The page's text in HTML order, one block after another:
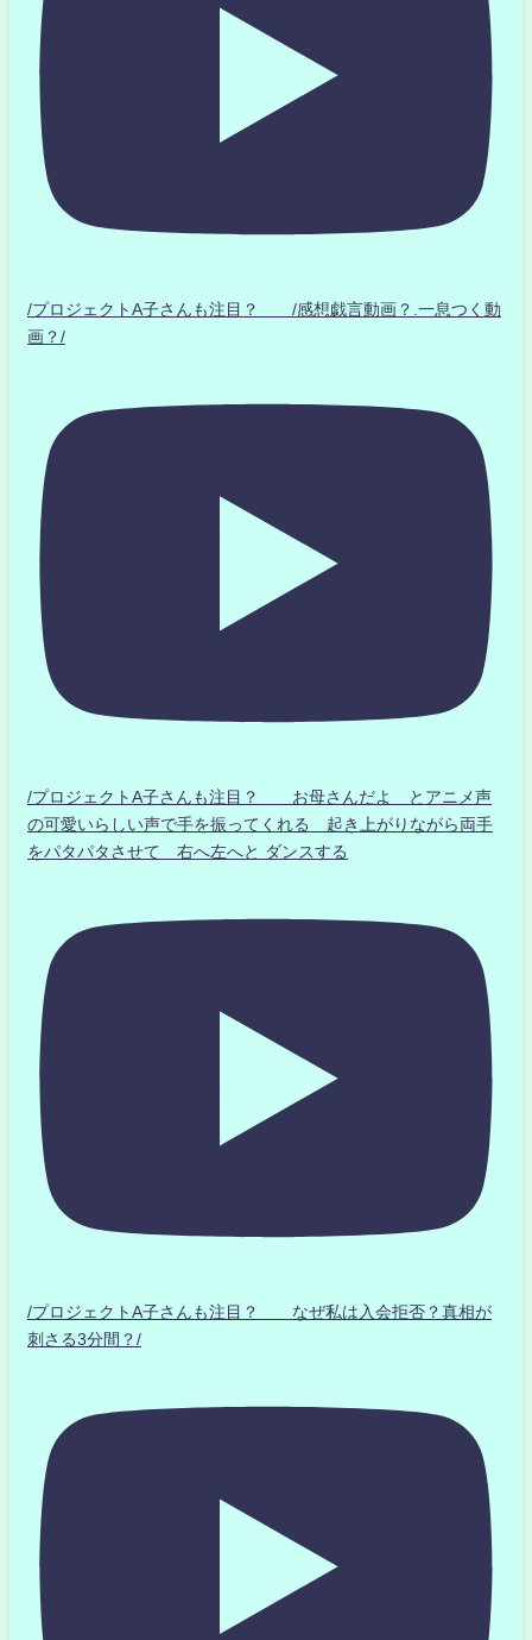
/プロジェクトA子さんも注目？ /感想戯言動画？.一息つく動
画？/
/プロジェクトA子さんも注目？ お母さんだよ とアニメ声
の可愛いらしい声で手を振ってくれる 起き上がりながら両手
をパタパタさせて 右へ左へと ダンスする
/プロジェクトA子さんも注目？ なぜ私は入会拒否？真相が
刺さる3分間？/